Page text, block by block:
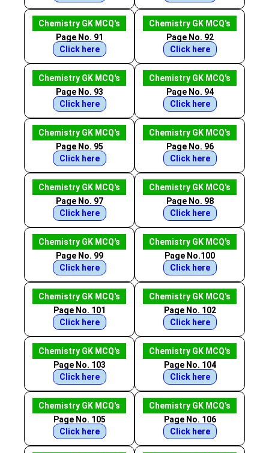
Chemistry GK MCQ's
Page No. 91
Click here
Chemistry GK MCQ's
Page No. 92
Click here
Chemistry GK MCQ's
Page No. 93
Click here
Chemistry GK MCQ's
Page No. 94
Click here
Chemistry GK MCQ's
Page No. 95
Click here
Chemistry GK MCQ's
Page No. 96
Click here
Chemistry GK MCQ's
Page No. 97
Click here
Chemistry GK MCQ's
Page No. 98
Click here
Chemistry GK MCQ's
Page No. 99
Click here
Chemistry GK MCQ's
Page No.100
Click here
Chemistry GK MCQ's
Page No. 101
Click here
Chemistry GK MCQ's
Page No. 102
Click here
Chemistry GK MCQ's
Page No. 103
Click here
Chemistry GK MCQ's
Page No. 104
Click here
Chemistry GK MCQ's
Page No. 105
Click here
Chemistry GK MCQ's
Page No. 106
Click here